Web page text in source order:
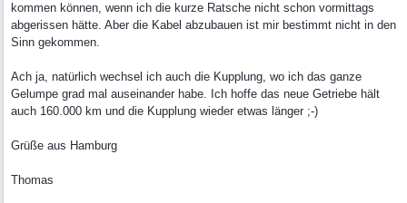
kommen können, wenn ich die kurze Ratsche nicht schon vormittags
abgerissen hätte. Aber die Kabel abzubauen ist mir bestimmt nicht in den
Sinn gekommen.
Ach ja, natürlich wechsel ich auch die Kupplung, wo ich das ganze
Gelumpe grad mal auseinander habe. Ich hoffe das neue Getriebe hält
auch 160.000 km und die Kupplung wieder etwas länger ;-)
Grüße aus Hamburg
Thomas